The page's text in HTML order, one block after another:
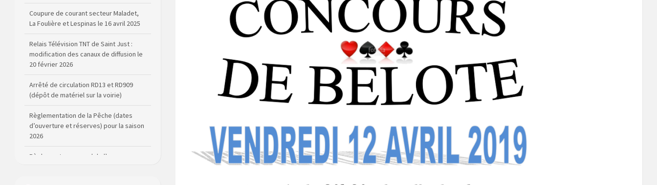
Coupure de courant secteur Maladet,
La Foulière et Lespinas le 16 avril 2025
Relais Télévision TNT de Saint Just :
modification des canaux de diffusion le
20 février 2026
Arrêté de circulation RD13 et RD909
(dépôt de matériel sur la voirie)
Règlementation de la Pêche (dates
d’ouverture et réserves) pour la saison
2026
Règlement communal de l’eau